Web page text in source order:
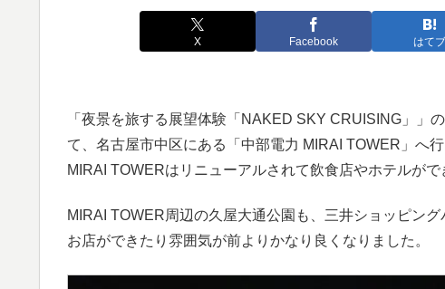
X Facebook はてブ
「夜景を旅する展望体験「NAKED SKY CRUISING」」
て、名古屋市中区にある「中部電力 MIRAI TOWER」へ行
MIRAI TOWERはリニューアルされて飲食店やホテルがで
MIRAI TOWER周辺の久屋大通公園も、三井ショッピン
お店ができたり雰囲気が前よりかなり良くなりました。